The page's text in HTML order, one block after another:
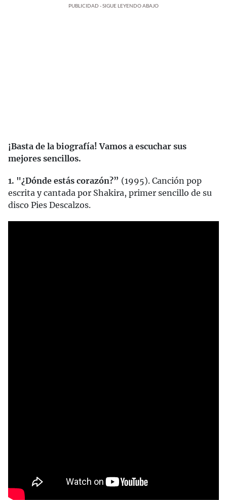
PUBLICIDAD - SIGUE LEYENDO ABAJO
¡Basta de la biografía! Vamos a escuchar sus
mejores sencillos.
1. "¿Dónde estás corazón?” (1995). Canción pop
escrita y cantada por Shakira, primer sencillo de su
disco Pies Descalzos.